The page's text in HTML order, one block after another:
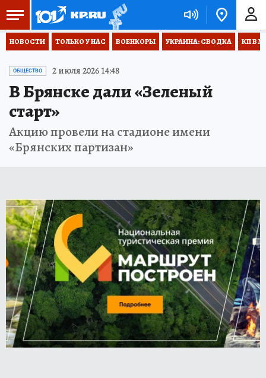
НОВОСТИ ТОЛЬКО У НАС ВОЕНКОРЫ УКРАИНА: СВОДКА КП В
ОБЩЕСТВО 2 июля 2026 14:48
В Брянске дали «Зеленый
старт»
Акцию провели на стадионе имени
«Брянских партизан»